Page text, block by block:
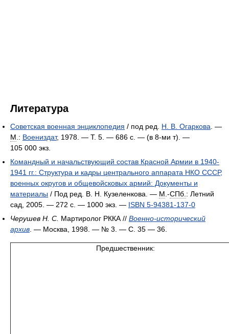
Литература
Советская военная энциклопедия / под ред. Н. В. Огаркова . —
М .: Воениздат, 1978. — Т. 5. — 686 с. — (в 8-ми т). —
105 000 экз.
Командный и начальствующий состав Красной Армии в 1940-
1941 гг.: Структура и кадры центрального аппарата НКО СССР,
военных округов и общевойсковых армий: Документы и
материалы / Под ред. В. Н. Кузеленкова. — М .-СПб. : Летний
сад, 2005. — 272 с. — 1000 экз. — ISBN 5-94381-137-0
Черушев Н. С. Мартиролог РККА // Военно-исторический
архив . — Москва, 1998. — № 3. — С. 35 — 36.
Предшественник: